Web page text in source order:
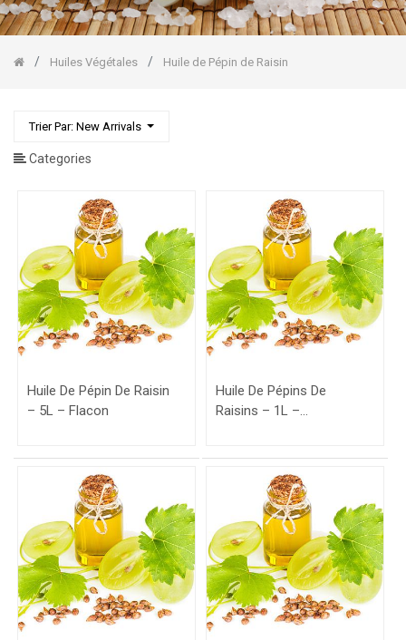
Huiles Végétales Huile de Pépin de Raisin
Trier Par: New Arrivals
Categories
Huile
Coco
Stockholm
Baumes/Beurres
Végétaux
Corps/Visage
Huile De Pépin De Raisin
– 5L – Flacon
Huile De Pépins De
Raisins – 1L –